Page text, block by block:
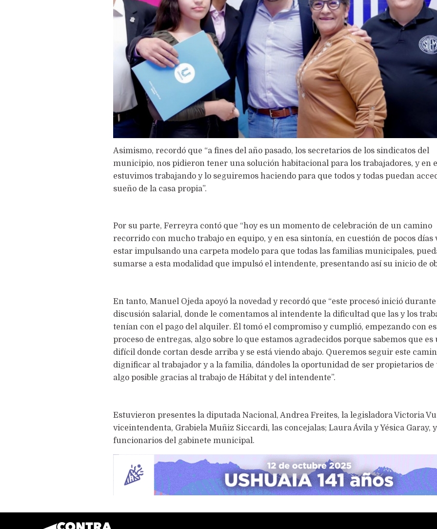
Asimismo, recordó que “a fines del año pasado, los secretarios de los sindicatos del
municipio, nos pidieron tener una solución habitacional para los trabajadores, y en
estuvimos trabajando y lo seguiremos haciendo para que todos y todas puedan
sueño de la casa propia”.
Por su parte, Ferreyra contó que “hoy es un momento de celebración de un camino
recorrido con mucho trabajo en equipo, y en esa sintonía, en cuestión de pocos días
estar impulsando una carpeta modelo para que todas las familias municipales,
sumarse a esta modalidad que impulsó el intendente, presentando así su inicio de
En tanto, Manuel Ojeda apoyó la novedad y recordó que “este procesó inició
discusión salarial, donde le comentamos al intendente la dificultad que las y los
tenían con el pago del alquiler. Él tomó el compromiso y cumplió, empezando con
proceso de entregas, algo sobre lo que estamos agradecidos porque sabemos que es
difícil donde cortan desde arriba y se está viendo abajo. Queremos seguir este
dignificar al trabajador y a la familia, dándoles la oportunidad de ser propietarios
algo posible gracias al trabajo de Hábitat y del intendente”.
Estuvieron presentes la diputada Nacional, Andrea Freites, la legisladora Victoria
viceintendenta, Grabiela Muñiz Siccardi, las concejalas; Laura Ávila y Yésica Garay, y
funcionarios del gabinete municipal.